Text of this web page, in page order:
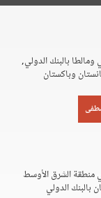
ومالطا بالبنك الدولي,
وباكستان
منطقة الشرق الأوسط
بالبنك الدولي